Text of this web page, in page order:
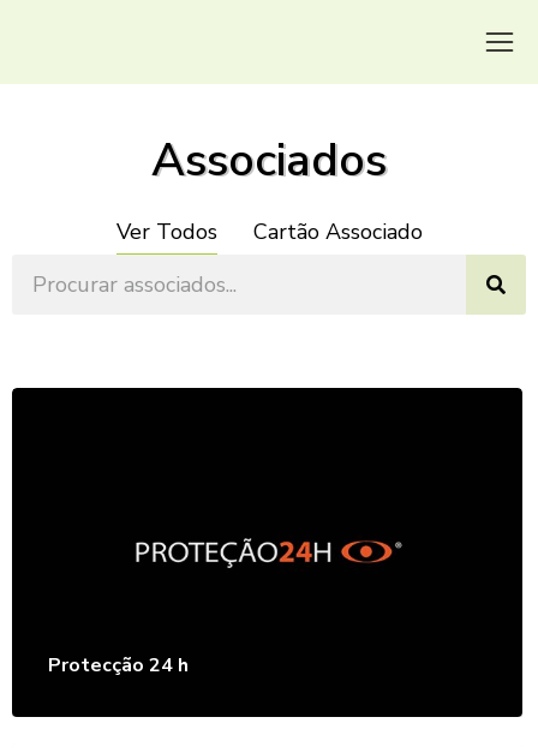
Associados
Ver Todos Cartão Associado
Protecção 24 h